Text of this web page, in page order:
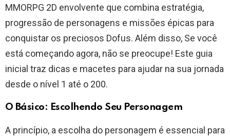
MMORPG 2D envolvente que combina estratégia,
progressão de personagens e missões épicas para
conquistar os preciosos Dofus. Além disso, Se você
está começando agora, não se preocupe! Este guia
inicial traz dicas e macetes para ajudar na sua jornada
desde o nível 1 até o 200.
O Básico: Escolhendo Seu Personagem
A princípio, a escolha do personagem é essencial para